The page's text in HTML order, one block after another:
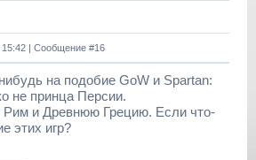
15:42 | Сообщение #16
на подобие GoW и Spartan:
не принца Персии.
и Древнюю Грецию. Если что-
этих игр?